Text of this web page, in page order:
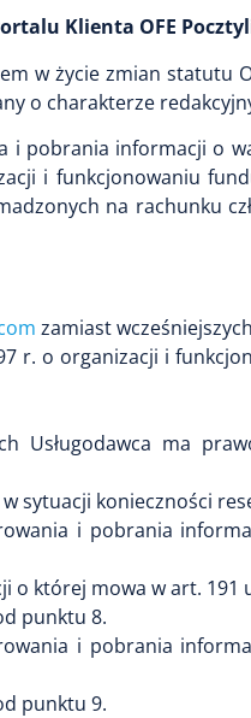
Klienta OFE
w życie zmian statutu
o charakterze
i pobrania informacji o
i funkcjonowaniu
na rachunku
zamiast
r. o organizacji i
ma
sytuacji konieczności
i pobrania
o której mowa w art. 191
punktu 8.
i pobrania
punktu 9.